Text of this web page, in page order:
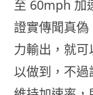
至 60mph 加
證實傳聞真
力輸出，就
以做到，不